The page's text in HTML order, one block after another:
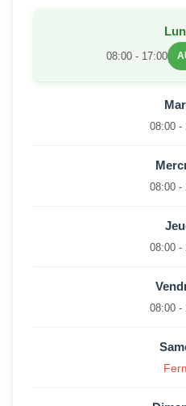
08:00 - 17:00
08:00 -
08:00 -
08:00 -
08:00 -